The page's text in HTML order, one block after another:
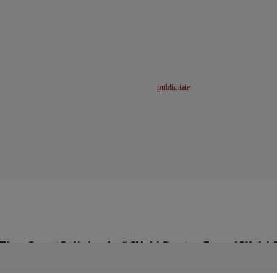
SportStil de viațăClick! Pentru FemeiClick!